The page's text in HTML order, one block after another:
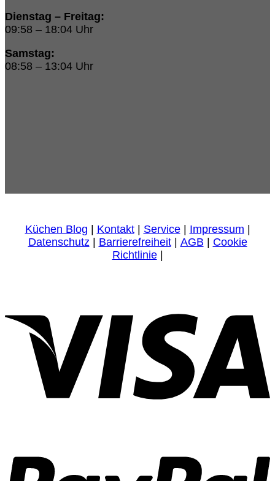
Dienstag – Freitag:
09:58 – 18:04 Uhr
Samstag:
08:58 – 13:04 Uhr
Küchen Blog | Kontakt| Service| Impressum |
Datenschutz | Barrierefreiheit| AGB | Cookie
Richtlinie|